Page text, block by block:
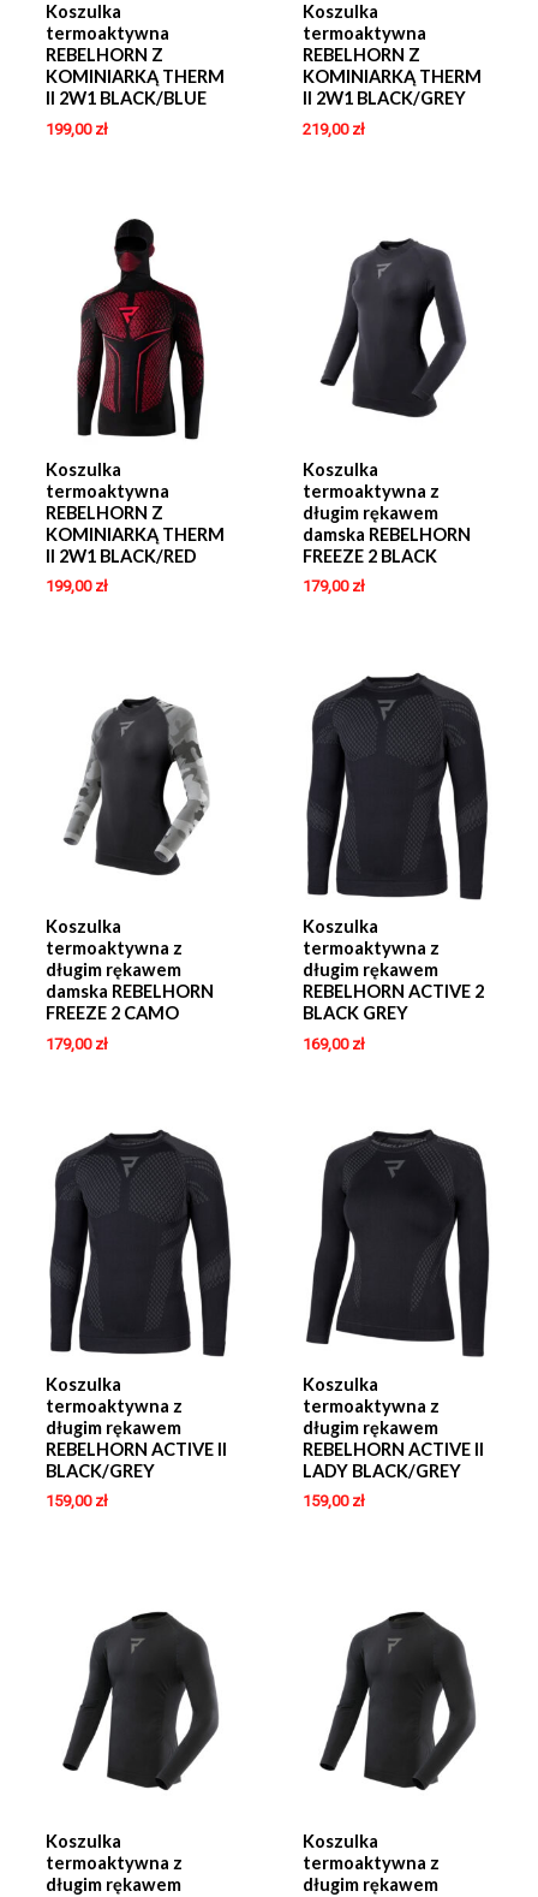
Koszulka
termoaktywna
REBELHORN Z
KOMINIARKĄ THERM
II 2W1 BLACK/BLUE
199,00 zł
Koszulka
termoaktywna
REBELHORN Z
KOMINIARKĄ THERM
II 2W1 BLACK/GREY
219,00 zł
Koszulka
termoaktywna
REBELHORN Z
KOMINIARKĄ THERM
II 2W1 BLACK/RED
199,00 zł
Koszulka
termoaktywna z
długim rękawem
damska REBELHORN
FREEZE 2 BLACK
179,00 zł
Koszulka
termoaktywna z
długim rękawem
damska REBELHORN
FREEZE 2 CAMO
179,00 zł
Koszulka
termoaktywna z
długim rękawem
REBELHORN ACTIVE 2
BLACK GREY
169,00 zł
Koszulka
termoaktywna z
długim rękawem
REBELHORN ACTIVE II
BLACK/GREY
159,00 zł
Koszulka
termoaktywna z
długim rękawem
REBELHORN ACTIVE II
LADY BLACK/GREY
159,00 zł
Koszulka
termoaktywna z
długim rękawem
Koszulka
termoaktywna z
długim rękawem